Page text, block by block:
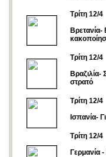
Tρίτη 12/4
Βρετανία-
Τρίτη 12/4
Βραζιλία-
στρατό
Τρίτη 12/4
Ισπανία-
Τρίτη 12/4
Γερμανία